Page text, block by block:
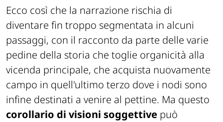
Ecco così che la narrazione rischia di
diventare fin troppo segmentata in alcuni
passaggi, con il racconto da parte delle varie
pedine della storia che toglie organicità alla
vicenda principale, che acquista nuovamente
campo in quell'ultimo terzo dove i nodi sono
infine destinati a venire al pettine. Ma questo
corollario di visioni soggettive può